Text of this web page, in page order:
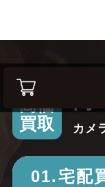
高価
買取
カメ
01.宅配